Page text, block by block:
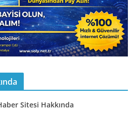
Sitesi Hakkında